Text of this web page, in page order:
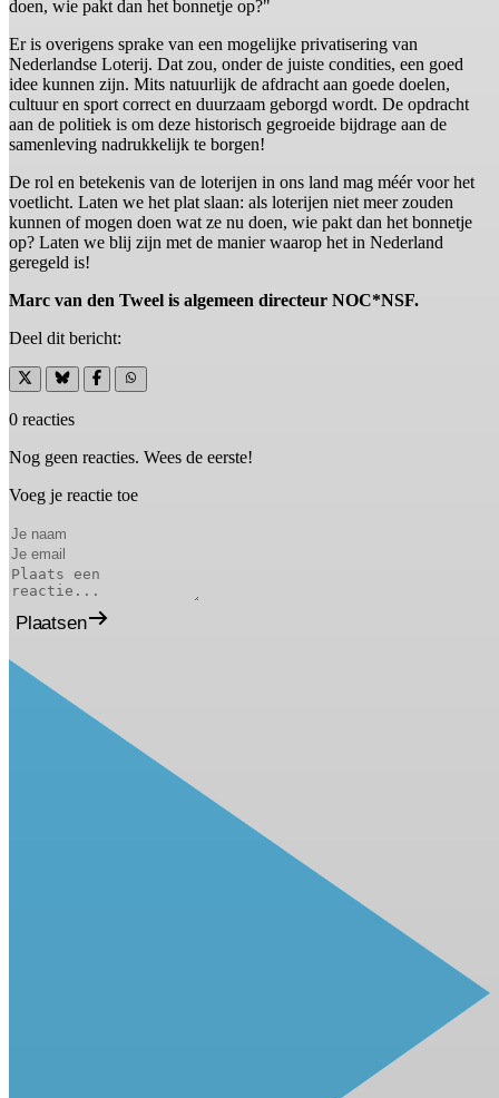
doen, wie pakt dan het bonnetje op?"
Er is overigens sprake van een mogelijke privatisering van
Nederlandse Loterij. Dat zou, onder de juiste condities, een goed
idee kunnen zijn. Mits natuurlijk de afdracht aan goede doelen,
cultuur en sport correct en duurzaam geborgd wordt. De opdracht
aan de politiek is om deze historisch gegroeide bijdrage aan de
samenleving nadrukkelijk te borgen!
De rol en betekenis van de loterijen in ons land mag méér voor het
voetlicht. Laten we het plat slaan: als loterijen niet meer zouden
kunnen of mogen doen wat ze nu doen, wie pakt dan het bonnetje
op? Laten we blij zijn met de manier waarop het in Nederland
geregeld is!
Marc van den Tweel is algemeen directeur NOC*NSF.
Deel dit bericht:
0 reacties
Nog geen reacties. Wees de eerste!
Voeg je reactie toe
Plaatsen